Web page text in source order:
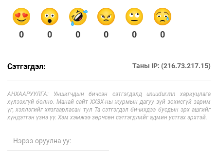
0 0 0 0 0 0
Сэтгэгдэл: Таны IP: (216.73.217.15)
АНХААРУУЛГА: Уншигчдын бичсэн сэтгэгдэлд unuudur.mn хариуцлага
хүлээхгүй болно. Манай сайт ХХЗХ-ны журмын дагуу зүй зохисгүй зарим
үг, хэллэгийг хязгаарласан тул Та сэтгэгдэл бичихдээ бусдын эрх ашгийг
хүндэтгэн үзнэ үү. Хэм хэмжээ зөрчсөн сэтгэгдлийг админ устгах эрхтэй.